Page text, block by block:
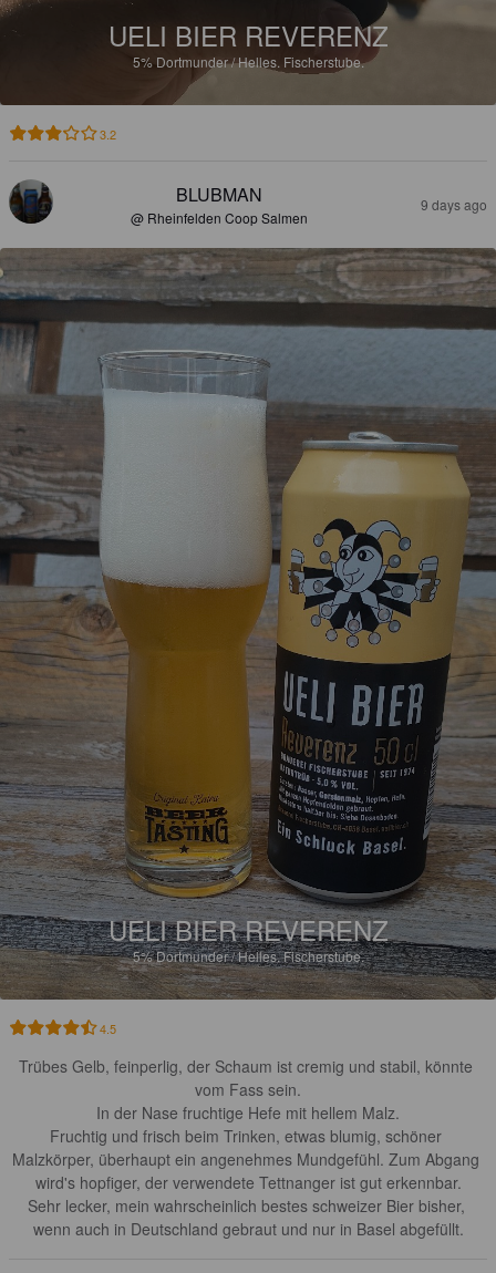
UELI BIER REVERENZ
5% Dortmunder / Helles. Fischerstube.
3.2
BLUBMAN
@ Rheinfelden Coop Salmen
9 days ago
UELI BIER REVERENZ
5%Dortmunder / Helles.Fischerstube.
4.5
Trübes Gelb, feinperlig, der Schaum ist cremig und stabil, könnte
vom Fass sein.
In der Nase fruchtige Hefe mit hellem Malz.
Fruchtig und frisch beim Trinken, etwas blumig, schöner
Malzkörper, überhaupt ein angenehmes Mundgefühl. Zum Abgang
wird's hopfiger, der verwendete Tettnanger ist gut erkennbar.
Sehr lecker, mein wahrscheinlich bestes schweizer Bier bisher,
wenn auch in Deutschland gebraut und nur in Basel abgefüllt.